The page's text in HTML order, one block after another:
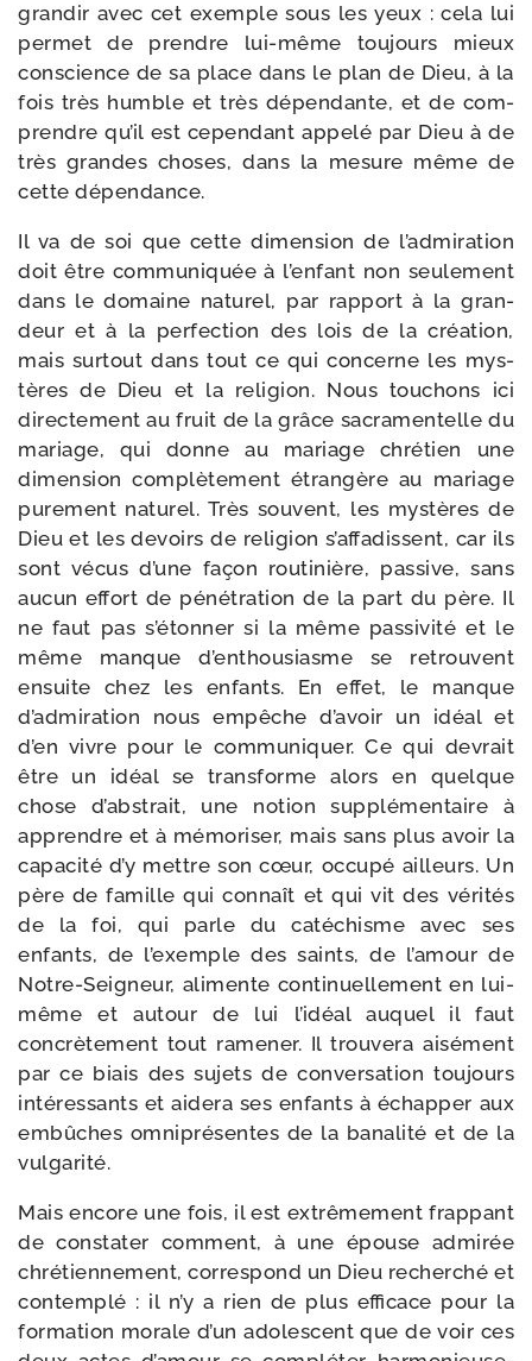
gran­dir avec cet exemple sous les yeux : cela lui
per­met de prendre lui-​même tou­jours mieux
conscience de sa place dans le plan de Dieu, à la
fois très humble et très dépen­dante, et de com­
prendre qu’il est cepen­dant appe­lé par Dieu à de
très grandes choses, dans la mesure même de
cette dépendance.
Il va de soi que cette dimen­sion de l’admiration
doit être com­mu­ni­quée à l’enfant non seule­ment
dans le domaine natu­rel, par rap­port à la gran­
deur et à la per­fec­tion des lois de la créa­tion,
mais sur­tout dans tout ce qui concerne les mys­
tères de Dieu et la reli­gion. Nous tou­chons ici
direc­te­ment au fruit de la grâce sacra­men­telle du
mariage, qui donne au mariage chré­tien une
dimen­sion com­plè­te­ment étran­gère au mariage
pure­ment natu­rel. Très sou­vent, les mys­tères de
Dieu et les devoirs de reli­gion s’affadissent, car ils
sont vécus d’une façon rou­ti­nière, pas­sive, sans
aucun effort de péné­tra­tion de la part du père. Il
ne faut pas s’étonner si la même pas­si­vi­té et le
même manque d’enthousiasme se retrouvent
ensuite chez les enfants. En effet, le manque
d’admiration nous empêche d’avoir un idéal et
d’en vivre pour le com­mu­ni­quer. Ce qui devrait
être un idéal se trans­forme alors en quelque
chose d’abstrait, une notion sup­plé­men­taire à
apprendre et à mémo­ri­ser, mais sans plus avoir la
capa­ci­té d’y mettre son cœur, occu­pé ailleurs. Un
père de famille qui connaît et qui vit des véri­tés
de la foi, qui parle du caté­chisme avec ses
enfants, de l’exemple des saints, de l’amour de
Notre-​Seigneur, ali­mente conti­nuel­le­ment en lui-​
même et autour de lui l’idéal auquel il faut
concrè­te­ment tout rame­ner. Il trou­ve­ra aisé­ment
par ce biais des sujets de conver­sa­tion tou­jours
inté­res­sants et aide­ra ses enfants à échap­per aux
embûches omni­pré­sentes de la bana­li­té et de la
vulgarité.
Mais encore une fois, il est extrê­me­ment frap­pant
de consta­ter com­ment, à une épouse admi­rée
chré­tien­ne­ment, cor­res­pond un Dieu recher­ché et
contem­plé : il n’y a rien de plus effi­cace pour la
for­ma­tion morale d’un ado­les­cent que de voir ces